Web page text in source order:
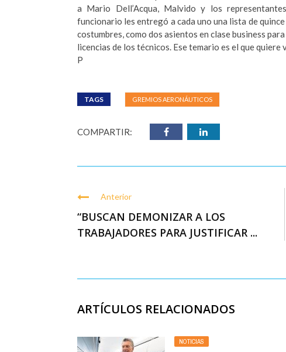
a Mario Dell’Acqua, Malvido y los
funcionario les entregó a cada uno una lista de
costumbres, como dos asientos en clase business
licencias de los técnicos. Ese temario es el que
P
TAGS GREMIOS AERONÁUTICOS
COMPARTIR:
Anterior
“BUSCAN DEMONIZAR A LOS
TRABAJADORES PARA JUSTIFICAR ...
ARTÍCULOS RELACIONADOS
NOTICIAS